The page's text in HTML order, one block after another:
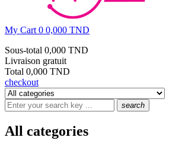
My Cart 0 0,000 TND
Sous-total 0,000 TND
Livraison gratuit
Total 0,000 TND
checkout
search
All categories